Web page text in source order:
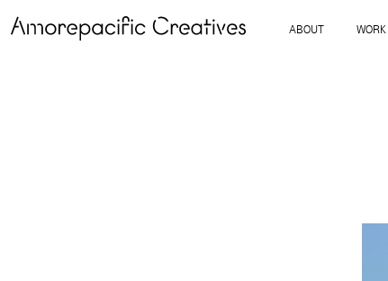
ABOUT WORK